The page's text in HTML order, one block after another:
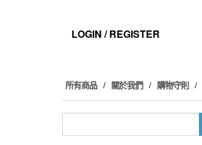
LOGIN / REGISTER
所有商品 關於我們 購物守則